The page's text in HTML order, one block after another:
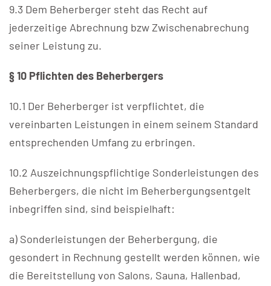
9.3 Dem Beherberger steht das Recht auf
jederzeitige Abrechnung bzw Zwischenabrechung
seiner Leistung zu.
§ 10 Pflichten des Beherbergers
10.1 Der Beherberger ist verpflichtet, die
vereinbarten Leistungen in einem seinem Standard
entsprechenden Umfang zu erbringen.
10.2 Auszeichnungspflichtige Sonderleistungen des
Beherbergers, die nicht im Beherbergungsentgelt
inbegriffen sind, sind beispielhaft:
a) Sonderleistungen der Beherbergung, die
gesondert in Rechnung gestellt werden können, wie
die Bereitstellung von Salons, Sauna, Hallenbad,